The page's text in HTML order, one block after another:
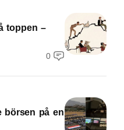
toppen –
0
börsen på en